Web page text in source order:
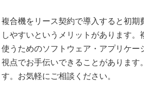
複合機をリース契約で導入すると初期
しやすいというメリットがあります
使うためのソフトウェア・アプリケ
視点でお手伝いできることがあります
す。お気軽にご相談ください。